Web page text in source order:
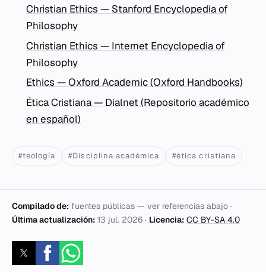
Christian Ethics — Stanford Encyclopedia of
Philosophy
Christian Ethics — Internet Encyclopedia of
Philosophy
Ethics — Oxford Academic (Oxford Handbooks)
Ética Cristiana — Dialnet (Repositorio académico
en español)
#teología #Disciplina académica #ética cristiana
Compilado de: fuentes públicas — ver referencias abajo ·
Última actualización: 13 jul. 2026 · Licencia: CC BY-SA 4.0